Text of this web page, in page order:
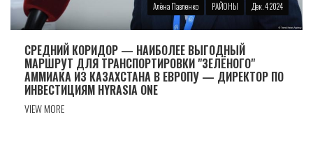
Алёна Павленко РАЙОНЫ Дек. 4 2024
СРЕДНИЙ КОРИДОР — НАИБОЛЕЕ ВЫГОДНЫЙ
МАРШРУТ ДЛЯ ТРАНСПОРТИРОВКИ "ЗЕЛЁНОГО"
АММИАКА ИЗ КАЗАХСТАНА В ЕВРОПУ — ДИРЕКТОР ПО
ИНВЕСТИЦИЯМ HYRASIA ONE
VIEW MORE